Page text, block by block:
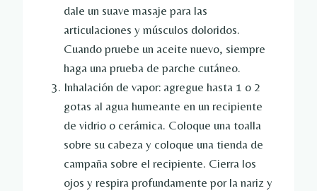
dale un suave masaje para las
articulaciones y músculos doloridos.
Cuando pruebe un aceite nuevo, siempre
haga una prueba de parche cutáneo.
Inhalación de vapor: agregue hasta 1 o 2
gotas al agua humeante en un recipiente
de vidrio o cerámica. Coloque una toalla
sobre su cabeza y coloque una tienda de
campaña sobre el recipiente. Cierra los
ojos y respira profundamente por la nariz y